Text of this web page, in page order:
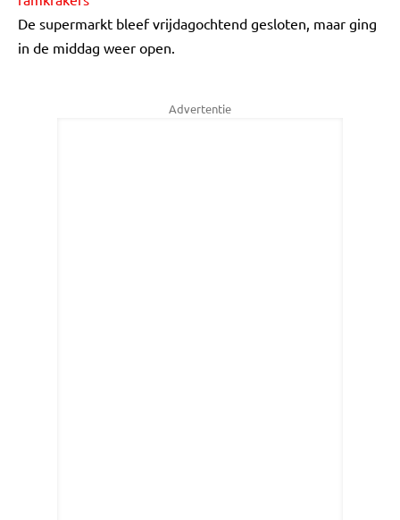
De supermarkt bleef vrijdagochtend gesloten, maar ging
in de middag weer open.
Advertentie